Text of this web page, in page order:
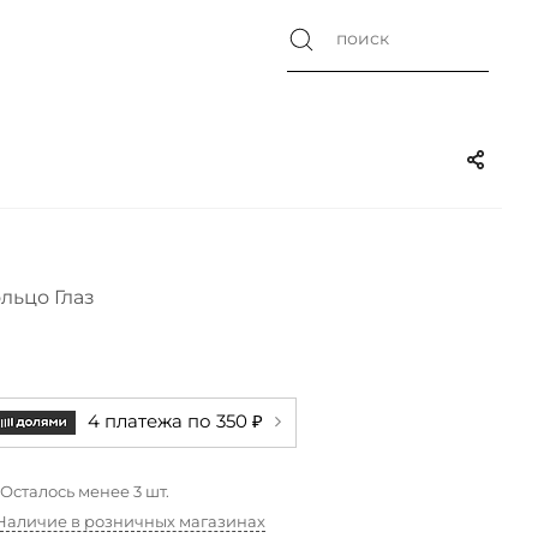
Глаз
4 платежа по 350 ₽
Осталось менее 3 шт.
в розничных магазинах